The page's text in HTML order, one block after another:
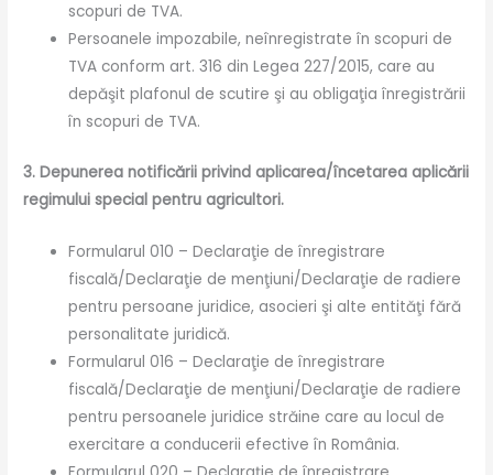
scopuri de TVA.
Persoanele impozabile, neînregistrate în scopuri de
TVA conform art. 316 din Legea 227/2015, care au
depăşit plafonul de scutire şi au obligaţia înregistrării
în scopuri de TVA.
3. Depunerea notificării privind aplicarea/încetarea aplicării
regimului special pentru agricultori.
Formularul 010 – Declaraţie de înregistrare
fiscală/Declaraţie de menţiuni/Declaraţie de radiere
pentru persoane juridice, asocieri şi alte entităţi fără
personalitate juridică.
Formularul 016 – Declaraţie de înregistrare
fiscală/Declaraţie de menţiuni/Declaraţie de radiere
pentru persoanele juridice străine care au locul de
exercitare a conducerii efective în România.